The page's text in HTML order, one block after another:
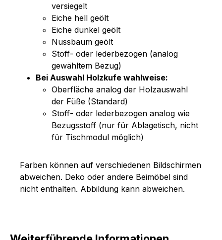
versiegelt
Eiche hell geölt
Eiche dunkel geölt
Nussbaum geölt
Stoff- oder lederbezogen (analog
gewähltem Bezug)
Bei Auswahl Holzkufe wahlweise:
Oberfläche analog der Holzauswahl
der Füße (Standard)
Stoff- oder lederbezogen analog wie
Bezugsstoff (nur für Ablagetisch, nicht
für Tischmodul möglich)
Farben können auf verschiedenen Bildschirmen
abweichen. Deko oder andere Beimöbel sind
nicht enthalten. Abbildung kann abweichen.